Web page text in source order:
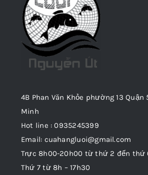
4B Phan Văn Khỏe phường 13 Quận
Minh
Hot line : 0935245399
Email: cuahangluoi@gmail.com
Trực 8h00-20h00 từ thứ 2 đến thứ
Thứ 7 từ 8h – 17h30